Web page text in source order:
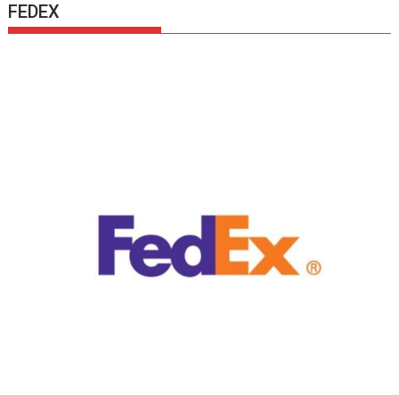
FEDEX